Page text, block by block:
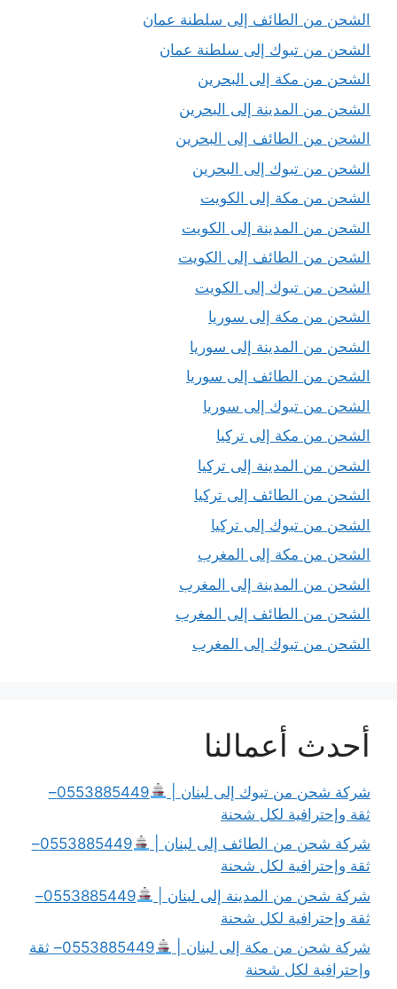
الشحن من الطائف إلى سلطنة عمان
الشحن من تبوك إلى سلطنة عمان
الشحن من مكة إلى البحرين
الشحن من المدينة إلى البحرين
الشحن من الطائف إلى البحرين
الشحن من تبوك إلى البحرين
الشحن من مكة إلى الكويت
الشحن من المدينة إلى الكويت
الشحن من الطائف إلى الكويت
الشحن من تبوك إلى الكويت
الشحن من مكة إلى سوريا
الشحن من المدينة إلى سوريا
الشحن من الطائف إلى سوريا
الشحن من تبوك إلى سوريا
الشحن من مكة إلى تركيا
الشحن من المدينة إلى تركيا
الشحن من الطائف إلى تركيا
الشحن من تبوك إلى تركيا
الشحن من مكة إلى المغرب
الشحن من المدينة إلى المغرب
الشحن من الطائف إلى المغرب
الشحن من تبوك إلى المغرب
أحدث أعمالنا
شركة شحن من تبوك إلى لبنان |
0553885449–
ثقة وإحترافية لكل شحنة
شركة شحن من الطائف إلى لبنان |
0553885449–
ثقة وإحترافية لكل شحنة
شركة شحن من المدينة إلى لبنان |
0553885449–
ثقة وإحترافية لكل شحنة
شركة شحن من مكة إلى لبنان |
0553885449– ثقة
وإحترافية لكل شحنة